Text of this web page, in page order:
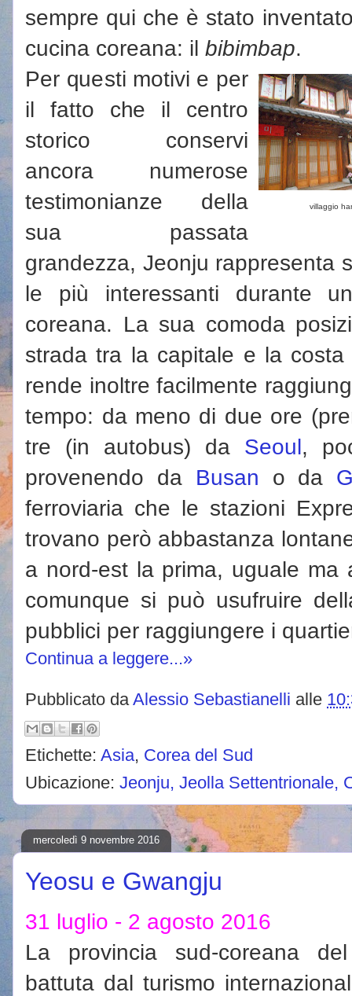
sempre qui che è stato
cucina coreana: il bibimbap.
villaggio
Per questi motivi e per
il fatto che il centro
storico conservi
ancora numerose
testimonianze della
sua passata
grandezza, Jeonju rappresenta
le più interessanti durante
coreana. La sua comoda
strada tra la capitale e la
rende inoltre facilmente
tempo: da meno di due ore
tre (in autobus) da Seoul,
provenendo da Busan o da
ferroviaria che le stazioni
trovano però abbastanza
a nord-est la prima, uguale ma
comunque si può usufruire
pubblici per raggiungere i
Continua a leggere...»
Pubblicato daAlessio Sebastianelli alle
Etichette: Asia, Corea del Sud
Ubicazione: Jeonju, Jeolla Settentrionale,
mercoledì 9 novembre 2016
Yeosu e Gwangju
31 luglio - 2 agosto 2016
La provincia sud-coreana
battuta dal turismo